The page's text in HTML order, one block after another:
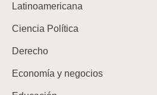
Latinoamericana
Ciencia Política
Derecho
Economía y negocios